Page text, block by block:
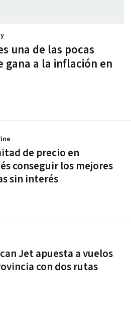
una de las pocas
gana a la inflación en
de precio en
conseguir los mejores
sin interés
Jet apuesta a vuelos
con dos rutas